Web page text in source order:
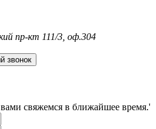
пр-кт 111/3, оф.304
звонок
свяжемся в ближайшее время.'